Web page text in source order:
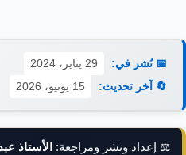
📅 نُشر في:
29 يناير، 2024
🔄 آخر تحديث:
15 يونيو، 2026
⚖️ إعداد ونشر ومراجعة: الأستاذ